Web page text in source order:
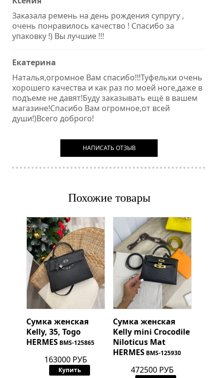
Заказала ремень на день рождения супругу ,
очень понравилось качество ! Спасибо за
упаковку !) Вы лучшие !!!
Екатерина
Наталья,огромное Вам спасибо!!!Туфельки очень
хорошего качества и как раз по моей ноге,даже в
подъеме не давят!Буду заказывать ещё в вашем
магазине!Спасибо Вам огромное,от всей
души!)Всего доброго!
НАПИСАТЬ ОТЗЫВ
Похожие товары
Сумка женская
Kelly, 35, Togo
HERMES BMS-125865
163000 РУБ
Купить
Сумка женская
Kelly mini Crocodile
Niloticus Mat
HERMES BMS-125930
472500 РУБ